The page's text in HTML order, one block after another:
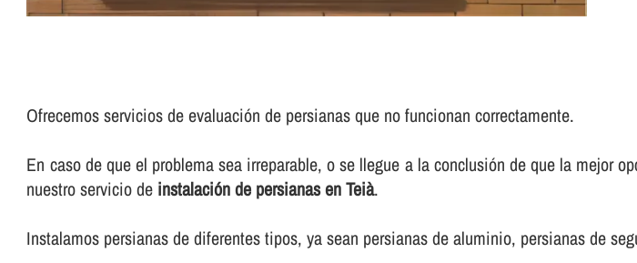
Ofrecemos servicios de evaluación de persianas que no funcionan correctamente.
En caso de que el problema sea irreparable, o se llegue a la conclusión de que la mejor
nuestro servicio de instalación de persianas en Teià.
Instalamos persianas de diferentes tipos, ya sean persianas de aluminio, persianas de